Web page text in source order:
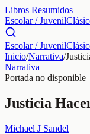
Libros Resumidos
Escolar / Juvenil
Escolar / Juvenil
Inicio/Narrativa/
Narrativa
Portada no disponible
Justicia
Michael J Sandel